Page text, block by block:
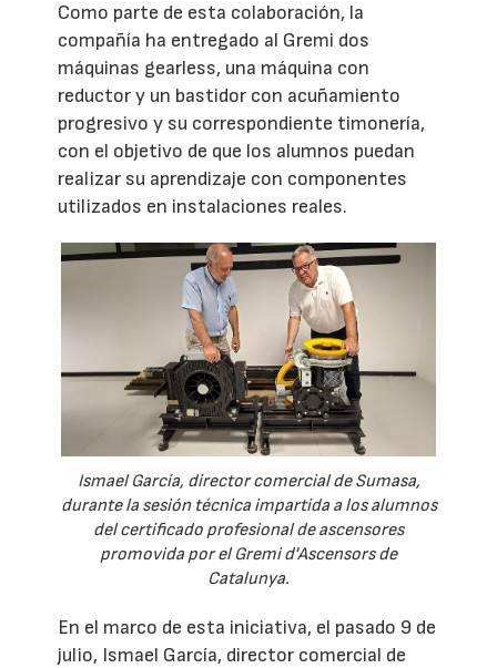
Como parte de esta colaboración, la
compañía ha entregado al Gremi dos
máquinas gearless, una máquina con
reductor y un bastidor con acuñamiento
progresivo y su correspondiente timonería,
con el objetivo de que los alumnos puedan
realizar su aprendizaje con componentes
utilizados en instalaciones reales.
Ismael García, director comercial de Sumasa,
durante la sesión técnica impartida a los alumnos
del certificado profesional de ascensores
promovida por el Gremi d'Ascensors de
Catalunya.
En el marco de esta iniciativa, el pasado 9 de
julio, Ismael García, director comercial de